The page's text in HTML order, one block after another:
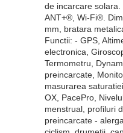
de incarcare solara.
ANT+®, Wi-Fi®.
mm, bratara
Functii: - GPS,
electronica,
Termometru,
preincarcate,
masurarea
OX, PacePro,
menstrual, profiluri
preincarcate -